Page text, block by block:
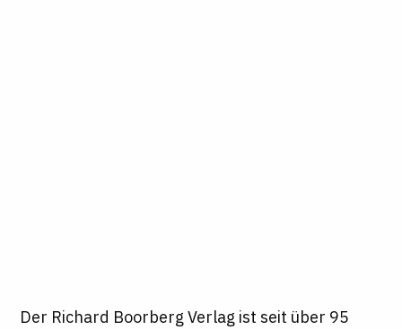
Der Richard Boorberg Verlag ist seit über 95